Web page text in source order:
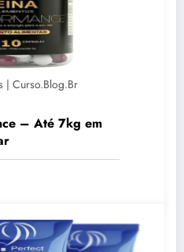
| Curso.blog.br
– Até 7kg em